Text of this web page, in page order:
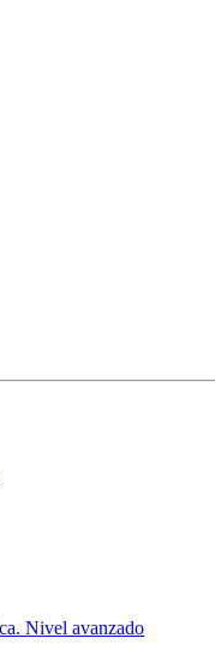
Nivel avanzado